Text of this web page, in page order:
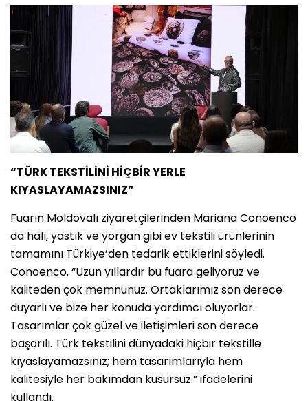
“TÜRK TEKSTİLİNİ HİÇBİR YERLE
KIYASLAYAMAZSINIZ”
Fuarın Moldovalı ziyaretçilerinden Mariana Conoenco
da halı, yastık ve yorgan gibi ev tekstili ürünlerinin
tamamını Türkiye’den tedarik ettiklerini söyledi.
Conoenco, “Uzun yıllardır bu fuara geliyoruz ve
kaliteden çok memnunuz. Ortaklarımız son derece
duyarlı ve bize her konuda yardımcı oluyorlar.
Tasarımlar çok güzel ve iletişimleri son derece
başarılı. Türk tekstilini dünyadaki hiçbir tekstille
kıyaslayamazsınız; hem tasarımlarıyla hem
kalitesiyle her bakımdan kusursuz.” ifadelerini
kullandı.